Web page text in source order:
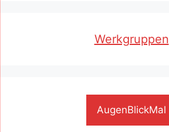
Werkgruppen
AugenBlickMal